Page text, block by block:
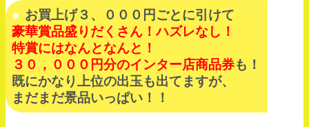
お買上げ３、０００円ごとに引けて
豪華賞品盛りだくさん！ハズレなし！
特賞にはなんとなんと！
３０，０００円分のインター店商品券も！
既にかなり上位の出玉も出てますが、
まだまだ景品いっぱい！！